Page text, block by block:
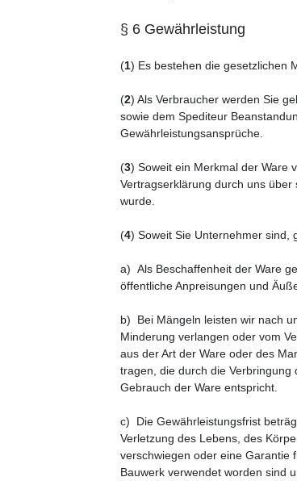
§ 6 Gewährleistung
(1) Es bestehen die gesetzlichen
(2) Als Verbraucher werden Sie
sowie dem Spediteur
Gewährleistungsansprüche.
(3) Soweit ein Merkmal der Ware
Vertragserklärung durch uns
wurde.
(4) Soweit Sie Unternehmer sind,
a) Als Beschaffenheit der Ware
öffentliche Anpreisungen und
b) Bei Mängeln leisten wir nach
Minderung verlangen oder vom
aus der Art der Ware oder des
tragen, die durch die
Gebrauch der Ware entspricht.
c) Die Gewährleistungsfrist
Verletzung des Lebens, des
verschwiegen oder eine Garantie
Bauwerk verwendet worden sind